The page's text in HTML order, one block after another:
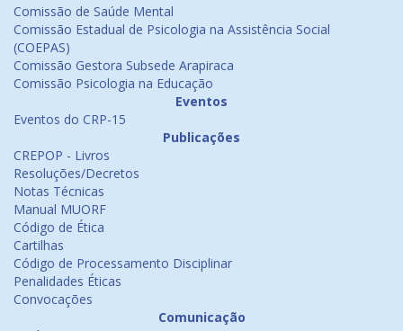
Comissão de Saúde Mental
Comissão Estadual de Psicologia na Assistência Social
(COEPAS)
Comissão Gestora Subsede Arapiraca
Comissão Psicologia na Educação
Eventos
Eventos do CRP-15
Publicações
CREPOP - Livros
Resoluções/Decretos
Notas Técnicas
Manual MUORF
Código de Ética
Cartilhas
Código de Processamento Disciplinar
Penalidades Éticas
Convocações
Comunicação